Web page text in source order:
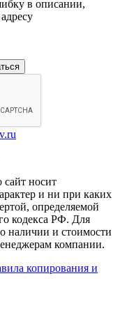
в описании,
носит
и ни при каких
определяемой
кодекса РФ. Для
наличии и стоимости
компании.
копирования и